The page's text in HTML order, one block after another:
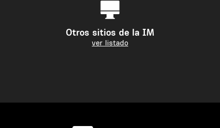
Otros sitios de la IM
ver listado